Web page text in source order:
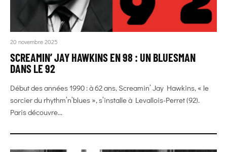
20 novembre 2025
SCREAMIN’ JAY HAWKINS EN 98 : UN BLUESMAN
DANS LE 92
Début des années 1990 : à 62 ans, Screamin’ Jay Hawkins, « le
sorcier du rhythm’n’blues », s’installe à Levallois-Perret (92).
Paris découvre...